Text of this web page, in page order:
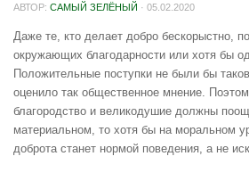
АВТОР: САМЫЙ ЗЕЛЁНЫЙ · 05.02.2020
Даже те, кто делает добро бескорыстно,
окружающих благодарности или хотя бы
Положительные поступки не были бы
оценило так общественное мнение.
благородство и великодушие должны
материальном, то хотя бы на моральном
доброта станет нормой поведения, а не